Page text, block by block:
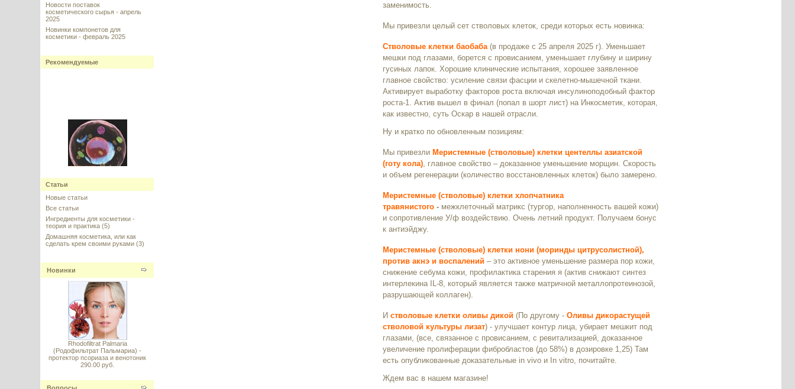
Новости поставок
косметического сырья - апрель
2025
Новинки компонетов для
косметики - февраль 2025
Рекомендуемые
Ectoin (Эктоин), КНР
---------
олигосахаридов и инулина
---------
Мочевина косметическая
высокой очистки, Германия
Статьи
Новые статьи
Все статьи
Ингредиенты для косметики -
теория и практика (5)
Домашняя косметика, или как
сделать крем своими руками (3)
Новинки
Rhodofiltrat Palmaria
(Родофильтрат Пальмариа) -
протектор псориаза и венотоник
290.00 руб.
заменимость.
Мы привезли целый сет стволовых клеток, среди которых есть новинка:
Стволовые клетки баобаба(в продаже с 25 апреля 2025 г). Уменьшает
мешки под глазами, борется с провисанием, уменьшает глубину и ширину
гусиных лапок. Хорошие клинические испытания, хорошее заявленное
главное свойство: усиление связи фасции и скелетно-мышечной ткани.
Активирует выработку факторов роста включая инсулиноподобный фактор
роста-1. Актив вышел в финал (попал в шорт лист) на Инкосметик, которая,
как известно, суть Оскар в нашей отрасли.
Ну и кратко по обновленным позициям:
Мы привезли Меристемные (стволовые) клетки центеллы азиатской
(готу кола), главное свойство – доказанное уменьшение морщин. Скорость
и объем регенерации (количество восстановленных клеток) было замерено.
Меристемные (стволовые) клетки хлопчатника
травянистого - межклеточный матрикс (тургор, наполненность вашей кожи)
и сопротивление У/ф воздействию. Очень летний продукт. Получаем бонус
к антиэйджу.
Меристемные (стволовые) клетки нони (моринды цитрусолистной),
против акнэ и воспалений – это активное уменьшение размера пор кожи,
снижение себума кожи, профилактика старения я (актив снижают синтез
интерлекина IL-8, который является также матричной металлопротеинозой,
разрушающей коллаген).
Истволовые клетки оливы дикой (По другому -Оливы дикорастущей
стволовой культуры лизат) - улучшает контур лица, убирает мешкит под
глазами, (все, связанное с провисанием, с ревитализацией, доказанное
увеличение пролиферации фибробластов (до 58%) в дозировке 1,25) Там
есть опубликованные доказательные in vivo и In vitro, почитайте.
Ждем вас в нашем магазине!